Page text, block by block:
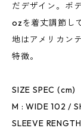
だデザイン。ボ
ozを着丈調節し
地はアメリカン
特徴。
SIZE SPEC (cm)
M : WIDE 102 /
SLEEVE